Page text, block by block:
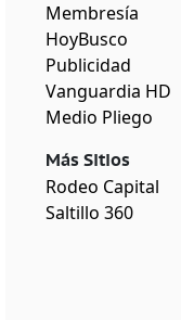
Membresía
HoyBusco
Publicidad
Vanguardia HD
Medio Pliego
Más Sitios
Rodeo Capital
Saltillo 360